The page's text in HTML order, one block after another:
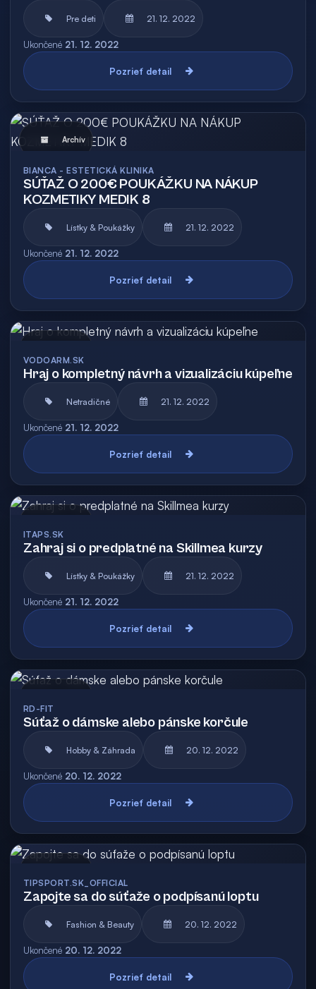
Pre deti 21. 12. 2022
Ukončené 21. 12. 2022
Pozrieť detail
Archív
BIANCA - ESTETICKÁ KLINIKA
SÚŤAŽ O 200€ POUKÁŽKU NA NÁKUP
KOZMETIKY MEDIK 8
Lístky & Poukážky 21. 12. 2022
Ukončené 21. 12. 2022
Pozrieť detail
VODOARM.SK
Hraj o kompletný návrh a vizualizáciu kúpeľne
Netradičné 21. 12. 2022
Ukončené 21. 12. 2022
Pozrieť detail
ITAPS.SK
Zahraj si o predplatné na Skillmea kurzy
Lístky & Poukážky 21. 12. 2022
Ukončené 21. 12. 2022
Pozrieť detail
RD-FIT
Súťaž o dámske alebo pánske korčule
Hobby & Záhrada 20. 12. 2022
Ukončené 20. 12. 2022
Pozrieť detail
TIPSPORT.SK_OFFICIAL
Zapojte sa do súťaže o podpísanú loptu
Fashion & Beauty 20. 12. 2022
Ukončené 20. 12. 2022
Pozrieť detail